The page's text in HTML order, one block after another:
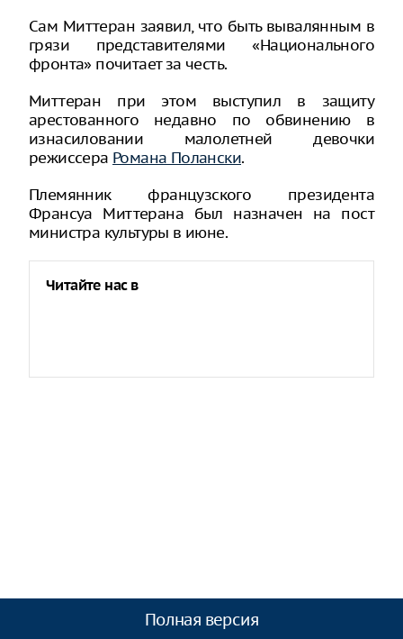
Сам Миттеран заявил, что быть вывалянным в
грязи представителями «Национального
фронта» почитает за честь.
Миттеран при этом выступил в защиту
арестованного недавно по обвинению в
изнасиловании малолетней девочки
режиссера Романа Полански.
Племянник французского президента
Франсуа Миттерана был назначен на пост
министра культуры в июне.
Читайте нас в
Полная версия